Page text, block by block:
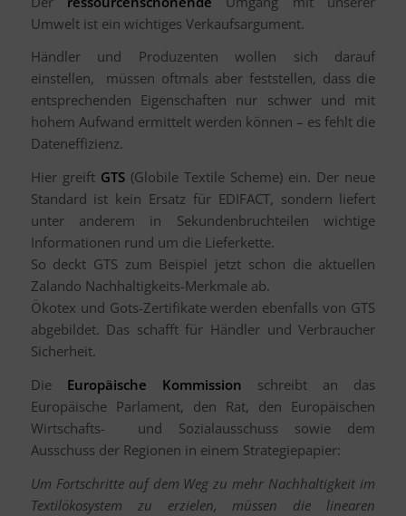
Umwelt ist ein wichtiges Verkaufsargument.
Händler und Produzenten wollen sich darauf
einstellen, müssen oftmals aber feststellen, dass die
entsprechenden Eigenschaften nur schwer und mit
hohem Aufwand ermittelt werden können – es fehlt die
Dateneffizienz.
Hier greift GTS(Globile Textile Scheme) ein. Der neue
Standard ist kein Ersatz für EDIFACT, sondern liefert
unter anderem in Sekundenbruchteilen wichtige
Informationen rund um die Lieferkette.
So deckt GTS zum Beispiel jetzt schon die aktuellen
Zalando Nachhaltigkeits-Merkmale ab.
Ökotex und Gots-Zertifikate werden ebenfalls von GTS
abgebildet. Das schafft für Händler und Verbraucher
Sicherheit.
Die Europäische Kommission schreibt an das
Europäische Parlament, den Rat, den Europäischen
Wirtschafts- und Sozialausschuss sowie dem
Ausschuss der Regionen in einem Strategiepapier:
Um Fortschritte auf dem Weg zu mehr Nachhaltigkeit im
Textilökosystem zu erzielen, müssen die linearen